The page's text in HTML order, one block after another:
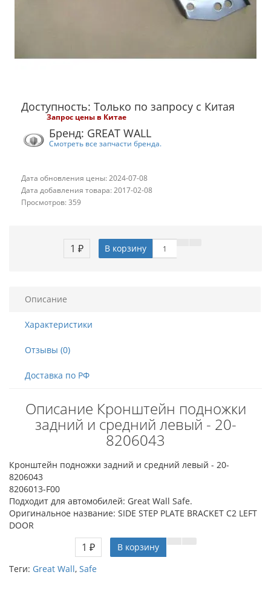
Доступность: Только по запросу с Китая
Запрос цены в Китае
Бренд: GREAT WALL
Смотреть все запчасти бренда.
Дата обновления цены: 2024-07-08
Дата добавления товара: 2017-02-08
Просмотров: 359
1 ₽ В корзину
Описание
Характеристики
Отзывы (0)
Доставка по РФ
Описание Кронштейн подножки
задний и средний левый - 20-
8206043
Кронштейн подножки задний и средний левый - 20-
8206043
8206013-F00
Подходит для автомобилей: Great Wall Safe.
Оригинальное название: SIDE STEP PLATE BRACKET C2 LEFT
DOOR
1 ₽
В корзину
Теги: Great Wall, Safe